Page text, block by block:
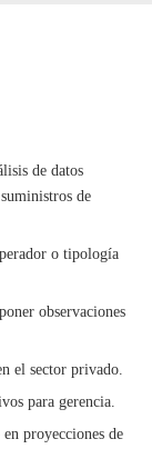
de datos
de
o tipología
observaciones
el sector privado.
para gerencia.
proyecciones de